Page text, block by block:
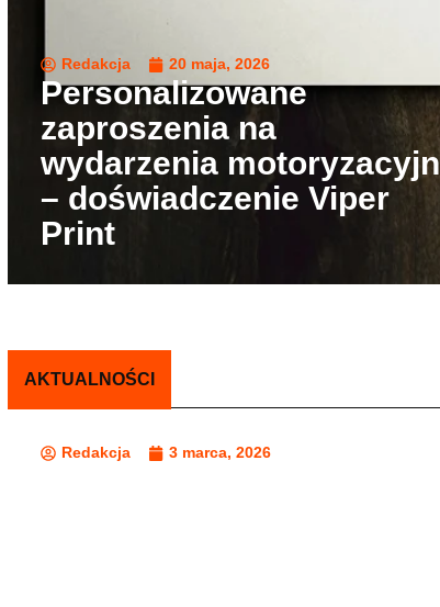
Redakcja 20 maja, 2026
Personalizowane
zaproszenia na
wydarzenia
– doświadczenie Viper
Print
AKTUALNOŚCI
Redakcja 3 marca, 2026